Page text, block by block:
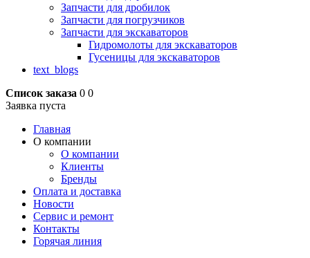
Запчасти для дробилок
Запчасти для погрузчиков
Запчасти для экскаваторов
Гидромолоты для экскаваторов
Гусеницы для экскаваторов
text_blogs
Список заказа 0 0
Заявка пуста
Главная
О компании
О компании
Клиенты
Бренды
Оплата и доставка
Новости
Сервис и ремонт
Контакты
Горячая линия